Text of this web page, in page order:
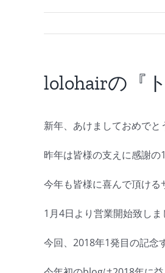
lolohairの『
新年、あけましておめでと
昨年は皆様の支えに感謝の1
今年も皆様に喜んで頂ける
1月4日より営業開始致し
今回、2018年1発目の記念